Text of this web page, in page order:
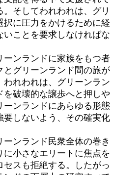
そしてわれわれは、グリ
に圧力をかけるために経
ことを要求しなければな
ンランドに家族をもつ者
グリーンランド間の旅が
れわれは、グリーンラン
を破壊的な譲歩へと押しや
ーンランドにあらゆる形態
しないよう、その確実化
ンランド民衆全体の巻き
小さなエリートに焦点を
スも拒絶する。したがっ